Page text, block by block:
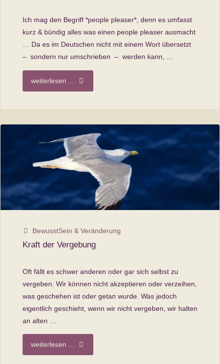
Ich mag den Begriff *people pleaser*, denn es umfasst
kurz & bündig alles was einen people pleaser ausmacht
… Da es im Deutschen nicht mit einem Wort übersetzt
– sondern nur umschrieben – werden kann, …
weiterlesen ... "people
und
der
die
Freiheit"
BewusstSein & Veränderung
Kraft der Vergebung
Oft fällt es schwer anderen oder gar sich selbst zu
vergeben. Wir können nicht akzeptieren oder verzeihen,
was geschehen ist oder getan wurde. Was jedoch
eigentlich geschieht, wenn wir nicht vergeben, wir halten
an alten …
weiterlesen ... "Kraft